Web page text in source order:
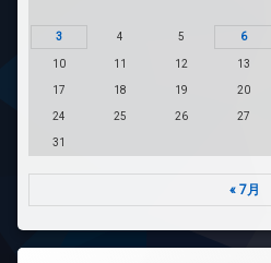
3 4 5 6
10 11 12 13
17 18 19 20
24 25 26 27
31
« 7月